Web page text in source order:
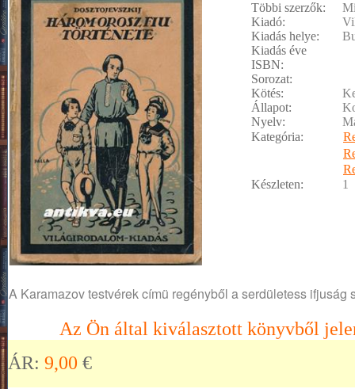
Többi szerzők:
Kiadó:
Kiadás helye:
Kiadás éve
ISBN:
Sorozat:
Kötés:
Állapot:
Nyelv:
Kategória:
Készleten:
1
A Karamazov testvérek címü regényből a serdületess ifjuság
Az Ön által kiválasztott könyvből
ÁR: 9,00 €